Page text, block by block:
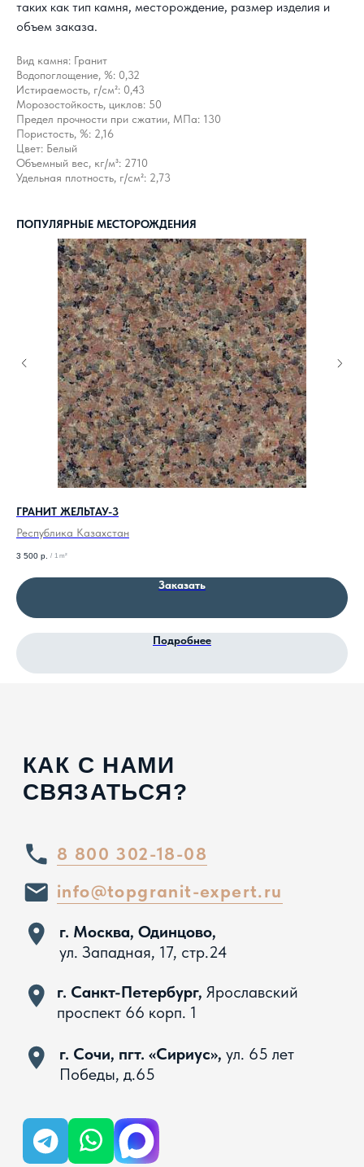
таких как тип камня, месторождение, размер изделия и
объем заказа.
Вид камня: Гранит
Водопоглощение, %: 0,32
Истираемость, г/см²: 0,43
Морозостойкость, циклов: 50
Предел прочности при сжатии, МПа: 130
Пористость, %: 2,16
Цвет: Белый
Объемный вес, кг/м³: 2710
Удельная плотность, г/см²: 2,73
ПОПУЛЯРНЫЕ МЕСТОРОЖДЕНИЯ
ГРАНИТ ЖЕЛЬТАУ-3
Республика Казахстан
3 500 р. / 1 m²
Заказать
Подробнее
КАК С НАМИ
СВЯЗАТЬСЯ?
info@topgranit-expert.ru
г. Москва, Одинцово,
ул. Западная, 17, стр.24
г. Сочи, пгт. «Сириус»,ул. 65 лет
Победы, д.65
г. Санкт-Петербург,Ярославский
проспект 66 корп. 1
Политика конфиденциальности
Вся представленная на сайте информация, касающаяся
технических характеристик, наличия на складе, стоимости
товаров, носит информационный характер и ни при каких
условиях не является публичной офертой, определяемой